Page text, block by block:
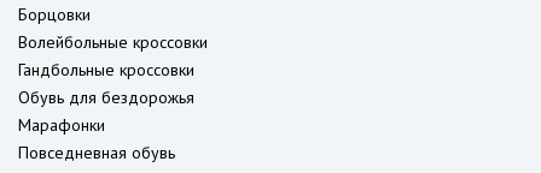
Борцовки
Волейбольные кроссовки
Гандбольные кроссовки
Обувь для бездорожья
Марафонки
Повседневная обувь